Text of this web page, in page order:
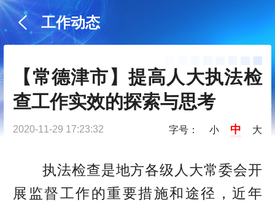
工作动态
【常德津市】提高人大执法检
查工作实效的探索与思考
2020-11-29 17:23:32 字号： 小 中 大
执法检查是地方各级人大常委会开
展监督工作的重要措施和途径，近年